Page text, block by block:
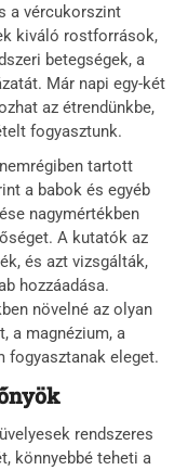
a vércukorszint
kiváló rostforrások,
betegségek, a
Már napi egy-két
az étrendünkbe,
fogyasztunk.
nemrégiben tartott
a babok és egyéb
nagymértékben
A kutatók az
és azt vizsgálták,
hozzáadása.
növelné az olyan
a magnézium, a
fogyasztanak eleget.
rendszeres
könnyebbé teheti a